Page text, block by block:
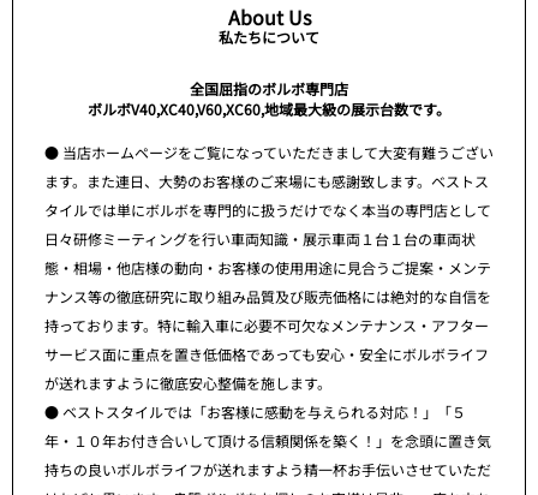
About Us
私たちについて
全国屈指のボルボ専門店
ボルボV40,XC40,V60,XC60,地域最大級の展示台数です。
● 当店ホームページをご覧になっていただきまして大変有難うござい
ます。また連日、大勢のお客様のご来場にも感謝致します。ベストス
タイルでは単にボルボを専門的に扱うだけでなく本当の専門店として
日々研修ミーティングを行い車両知識・展示車両１台１台の車両状
態・相場・他店様の動向・お客様の使用用途に見合うご提案・メンテ
ナンス等の徹底研究に取り組み品質及び販売価格には絶対的な自信を
持っております。特に輸入車に必要不可欠なメンテナンス・アフター
サービス面に重点を置き低価格であっても安心・安全にボルボライフ
が送れますように徹底安心整備を施します。
● ベストスタイルでは「お客様に感動を与えられる対応！」「５
年・１０年お付き合いして頂ける信頼関係を築く！」を念頭に置き気
持ちの良いボルボライフが送れますよう精一杯お手伝いさせていただ